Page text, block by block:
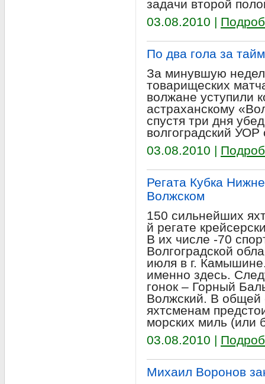
задачи второй
03.08.2010 |
По два гола за тайм
За минувшую
товарищеских
волжане уступили
астраханскому
спустя три дня
волгоградский УОР
03.08.2010 |
Регата Кубка
Волжском
150 сильнейших
й регате
В их числе -70
Волгоградской
июля в г.
именно здесь.
гонок – Горный
Волжский. В общей
яхтсменам
морских миль (или
03.08.2010 |
Михаил Воронов